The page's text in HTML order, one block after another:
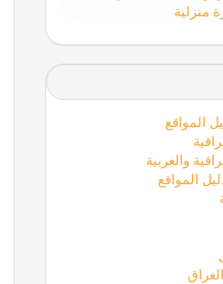
منزلية
المواقع
والعربية
المواقع